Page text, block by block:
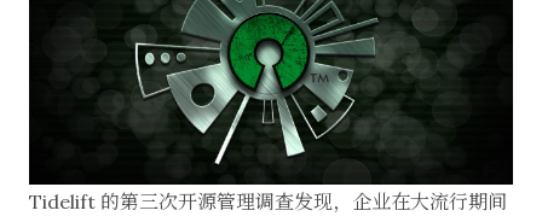
Tidelift 的第三次开源管理调查发现，企业在大流行期间